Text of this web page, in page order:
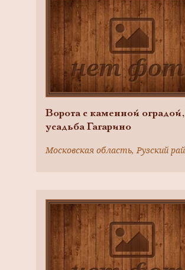
Ворота с каменной оградой,
усадьба Гагарино